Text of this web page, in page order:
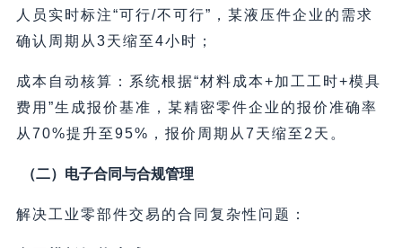
人员实时标注“可行/不可行”，某液压件企业的需求
确认周期从3天缩至4小时；
成本自动核算：系统根据“材料成本+加工工时+模具
费用”生成报价基准，某精密零件企业的报价准确率
从70%提升至95%，报价周期从7天缩至2天。
（二）电子合同与合规管理
解决工业零部件交易的合同复杂性问题：